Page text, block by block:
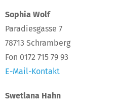
Sophia Wolf
Paradiesgasse 7
78713 Schramberg
Fon 0172 715 79 93
E-Mail-Kontakt
Swetlana Hahn